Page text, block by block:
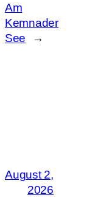
Am
Kemnader
See
→
August 2,
2026